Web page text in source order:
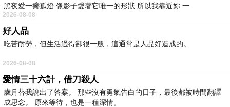
美國Bumkins防水兒童圍兜(長袖)-粉紅水波紋
BKAS-905 | :::Mamibuy 華人第一嬰兒用品推薦
網站:::
商品介紹;
黑夜愛一盞孤燈 像影子愛著它唯一的形狀 所以我靠近妳 一
2026-08-08
好人品
吃苦耐勞，但生活過得卻很一般，這通常是人品好造成的。
2026-08-08
愛情三十六計，借刀殺人
歲月替我說出了答案。 那些沒有勇氣告白的日子，最後都被時間翻譯
成思念。 原來等待，也是一種深情。